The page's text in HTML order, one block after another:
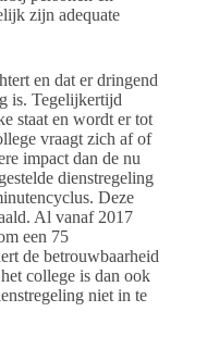
zijn adequate
en dat er dringend
is. Tegelijkertijd
staat en wordt er tot
vraagt zich af of
impact dan de nu
dienstregeling
Deze
Al vanaf 2017
een 75
de betrouwbaarheid
college is dan ook
niet in te